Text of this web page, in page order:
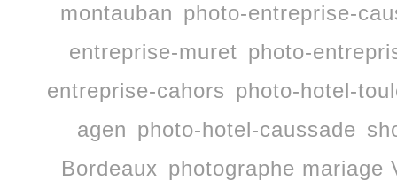
montauban photo-entreprise-
entreprise-muret photo-
entreprise-cahors photo-hotel-
agen photo-hotel-caussade
Bordeaux photographe mariage